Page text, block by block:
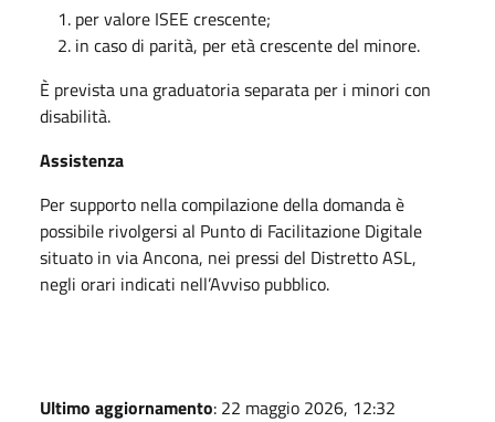
per valore ISEE crescente;
in caso di parità, per età crescente del minore.
È prevista una graduatoria separata per i minori con
disabilità.
Assistenza
Per supporto nella compilazione della domanda è
possibile rivolgersi al Punto di Facilitazione Digitale
situato in via Ancona, nei pressi del Distretto ASL,
negli orari indicati nell’Avviso pubblico.
Ultimo aggiornamento: 22 maggio 2026, 12:32